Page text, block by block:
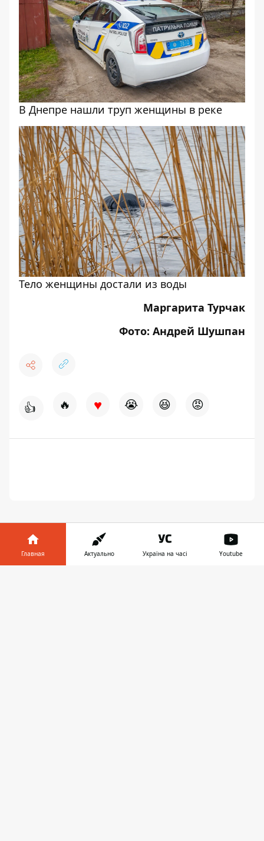
В Днепре нашли труп женщины в реке
Тело женщины достали из воды
Маргарита Турчак
Фото: Андрей Шушпан
👍 🔥 ♥ 😭 😆 😡
Главная Актуально Україна на часі Youtube